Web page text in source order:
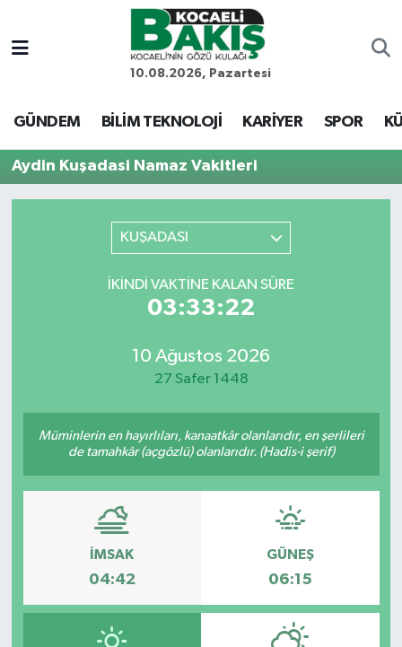
10.08.2026, Pazartesi
GÜNDEM BİLİM TEKNOLOJİ KARİYER SPOR
Aydin Kuşadasi Namaz Vakitleri
KUŞADASI
İKINDI VAKTINE KALAN SÜRE
03:33:22
10 Ağustos 2026
27 Safer 1448
Müminlerin en hayırlıları, kanaatkâr olanlarıdır, en şerlileri
de tamahkâr (açgözlü) olanlarıdır. (Hadis-i şerif)
İMSAK
04:42
GÜNEŞ
06:15
Kocaeli Nöbetçi Eczaneler
Kocaeli Hava Durumu
Kocaeli Trafik Yoğunluk Haritası
Tüm Manşetler
Son Dakika Haberleri